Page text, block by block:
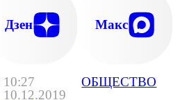
10:27
10.12.2019
ОБЩЕСТВО
Дзен Макс